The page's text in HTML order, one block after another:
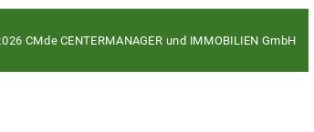
CMde CENTERMANAGER und IMMOBILIEN GmbH